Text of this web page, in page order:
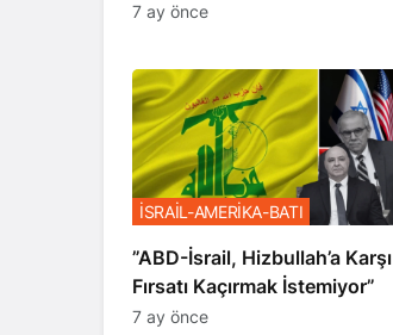
7 ay önce
​​​​​​​”ABD-İsrail, Hizbullah’a Karşı
Fırsatı Kaçırmak İstemiyor”
İSRAİL-AMERİKA-BATI
7 ay önce